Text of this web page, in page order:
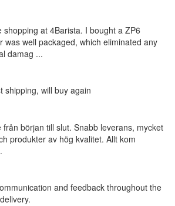
shopping at 4Barista. I bought a ZP6
was well packaged, which eliminated any
damag ...
shipping, will buy again
från början till slut. Snabb leverans, mycket
produkter av hög kvalitet. Allt kom
and feedback throughout the